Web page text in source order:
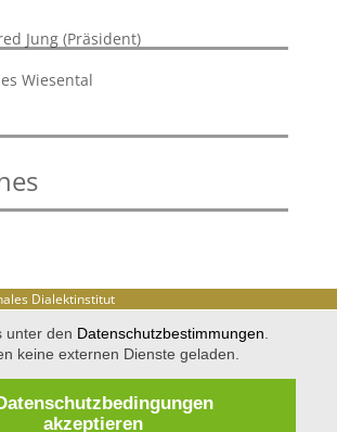
Jung (Präsident)
Wiesental
Dialektinstitut
unter den Datenschutzbestimmungen.
keine externen Dienste geladen.
akzeptieren